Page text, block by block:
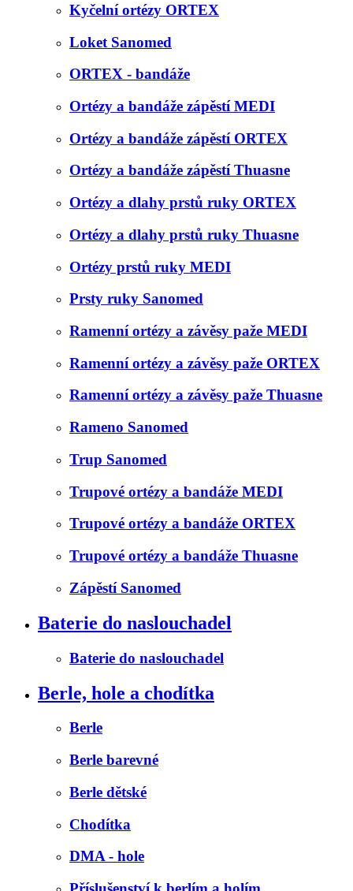
Kyčelní ortézy ORTEX
Loket Sanomed
ORTEX - bandáže
Ortézy a bandáže zápěstí MEDI
Ortézy a bandáže zápěstí ORTEX
Ortézy a bandáže zápěstí Thuasne
Ortézy a dlahy prstů ruky ORTEX
Ortézy a dlahy prstů ruky Thuasne
Ortézy prstů ruky MEDI
Prsty ruky Sanomed
Ramenní ortézy a závěsy paže MEDI
Ramenní ortézy a závěsy paže ORTEX
Ramenní ortézy a závěsy paže Thuasne
Rameno Sanomed
Trup Sanomed
Trupové ortézy a bandáže MEDI
Trupové ortézy a bandáže ORTEX
Trupové ortézy a bandáže Thuasne
Zápěstí Sanomed
Baterie do naslouchadel
Baterie do naslouchadel
Berle, hole a chodítka
Berle
Berle barevné
Berle dětské
Chodítka
DMA - hole